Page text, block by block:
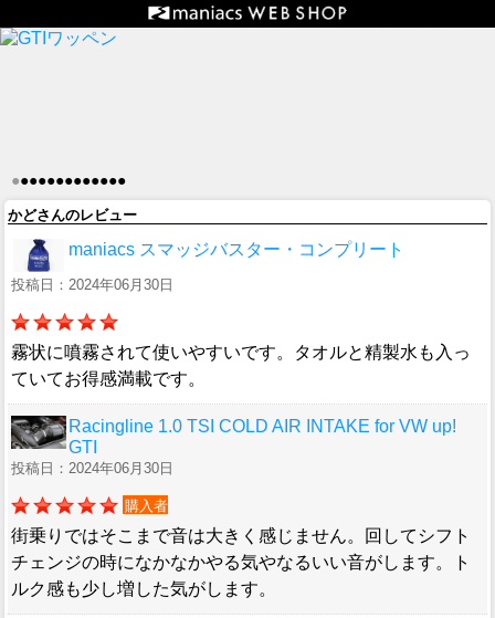
●●●●●●●●●●●●●
かどさんのレビュー
maniacs スマッジバスター・コンプリート
投稿日：2024年06月30日
霧状に噴霧されて使いやすいです。タオルと精製水も入っ
ていてお得感満載です。
Racingline 1.0 TSI COLD AIR INTAKE for VW up!
GTI
投稿日：2024年06月30日
購入者
街乗りではそこまで音は大きく感じません。回してシフト
チェンジの時になかなかやる気やなるいい音がします。ト
ルク感も少し増した気がします。